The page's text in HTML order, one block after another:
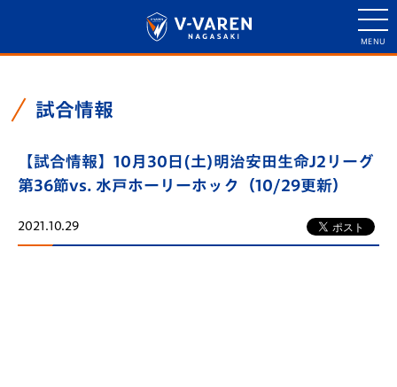
試合情報
【試合情報】10月30日(土)明治安田生命J2リーグ
第36節vs. 水戸ホーリーホック（10/29更新）
2021.10.29